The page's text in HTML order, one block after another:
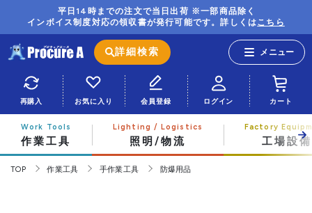
平日14時までの注文で当日出荷 ※一部商品除く
インボイス制度対応の領収書が発行可能です。詳しくはこちら
詳細検索
再購入 お気に入り 会員登録 ログイン カート
作業工具 照明/物流 工場設備
TOP 作業工具 手作業工具 防爆用品